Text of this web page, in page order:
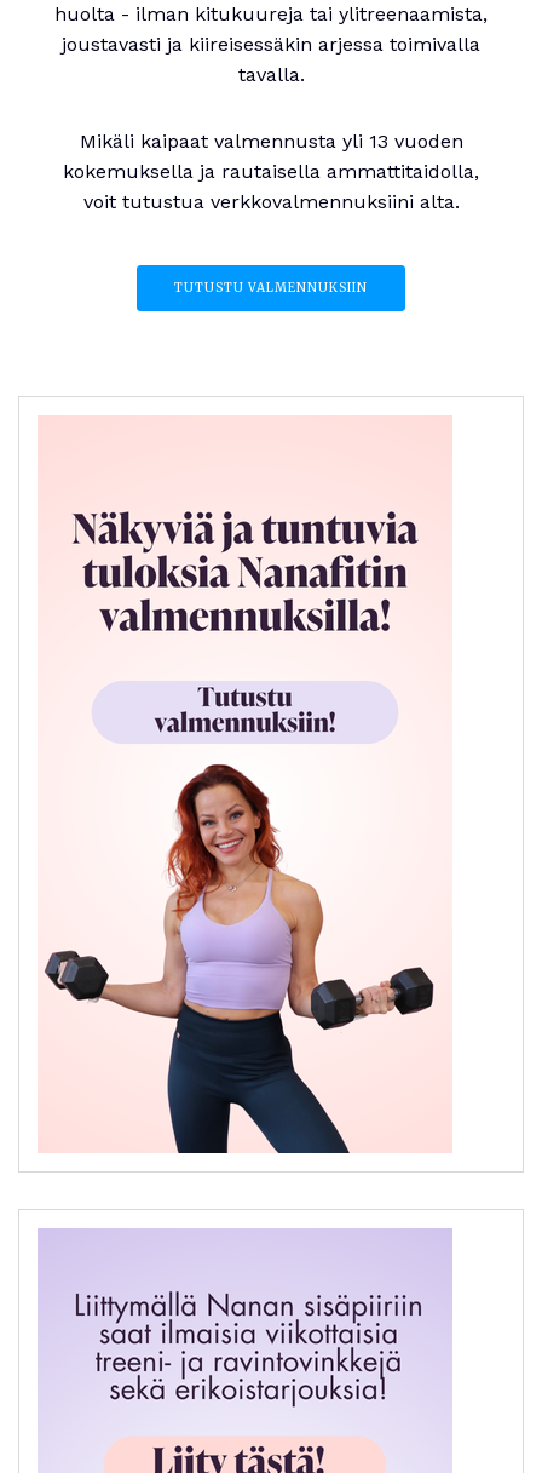
huolta - ilman kitukuureja tai ylitreenaamista,
joustavasti ja kiireisessäkin arjessa toimivalla
tavalla.
Mikäli kaipaat valmennusta yli 13 vuoden
kokemuksella ja rautaisella ammattitaidolla,
voit tutustua verkkovalmennuksiini alta.
TUTUSTU VALMENNUKSIIN